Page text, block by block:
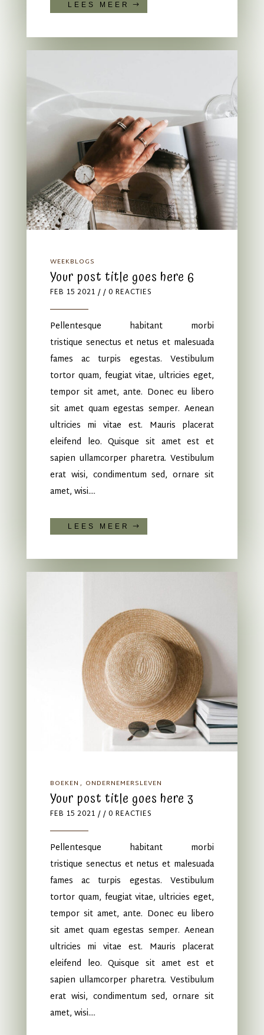
LEES MEER
WEEKBLOGS
Your post title goes here 6
FEB 15 2021 / / 0 REACTIES
Pellentesque habitant morbi
tristique senectus et netus et malesuada
fames ac turpis egestas. Vestibulum
tortor quam, feugiat vitae, ultricies eget,
tempor sit amet, ante. Donec eu libero
sit amet quam egestas semper. Aenean
ultricies mi vitae est. Mauris placerat
eleifend leo. Quisque sit amet est et
sapien ullamcorper pharetra. Vestibulum
erat wisi, condimentum sed, ornare sit
amet, wisi....
LEES MEER
BOEKEN ONDERNEMERSLEVEN
Your post title goes here 3
FEB 15 2021 / / 0 REACTIES
Pellentesque habitant morbi
tristique senectus et netus et malesuada
fames ac turpis egestas. Vestibulum
tortor quam, feugiat vitae, ultricies eget,
tempor sit amet, ante. Donec eu libero
sit amet quam egestas semper. Aenean
ultricies mi vitae est. Mauris placerat
eleifend leo. Quisque sit amet est et
sapien ullamcorper pharetra. Vestibulum
erat wisi, condimentum sed, ornare sit
amet, wisi....